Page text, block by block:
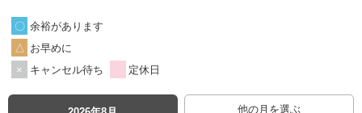
余裕があります
お早めに
キャンセル待ち
定休日
他の月を選ぶ